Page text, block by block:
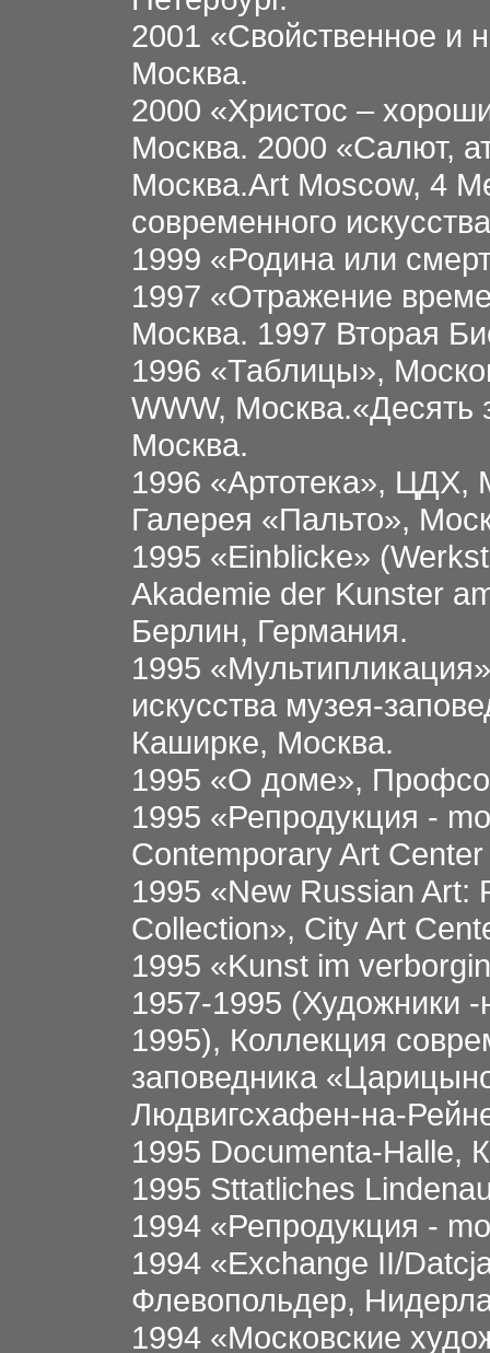
2001 «Свойственное и
Москва.
2000 «Христос –
Москва. 2000 «Салют,
Москва.Art Moscow, 4
современного
1999 «Родина или
1997 «Отражение
Москва. 1997 Вторая
1996 «Таблицы»,
WWW,
Москва.
1996 «Артотека», ЦДХ,
Галерея «Пальто»,
1995 «Einblicke»
Akademie der Kunster
Берлин, Германия.
1995
искусства музея-
Каширке, Москва.
1995 «О доме»,
1995 «Репродукция -
Contemporary Art
1995 «New Russian Art:
Collection», City Art
1995 «Kunst im
1957-1995 (Художники
1995), Коллекция
заповедника
Людвигсхафен-на-
1995 Documenta-Halle,
1995 Sttatliches
1994 «Репродукция -
1994 «Exchange II/
Флевопольдер,
1994 «Московские